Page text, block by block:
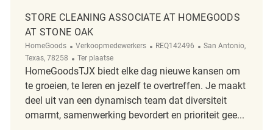
STORE CLEANING ASSOCIATE AT HOMEGOODS
AT STONE OAK
HomeGoods Categorie
Verkoopmedewerkers ReqId
REQ142496 Plaats
San Antonio,
Texas, 78258
Afgelegen
Ter plaatse
HomeGoodsTJX biedt elke dag nieuwe kansen om
te groeien, te leren en jezelf te overtreffen. Je maakt
deel uit van een dynamisch team dat diversiteit
omarmt, samenwerking bevordert en prioriteit gee...